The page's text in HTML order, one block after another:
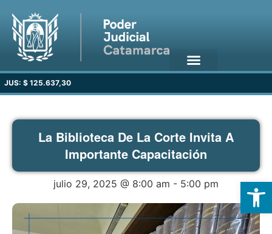
JUS: $ 125.637,30
La Biblioteca De La Corte Invita A
Importante Capacitación
julio 29, 2025 @ 8:00 am - 5:00 pm